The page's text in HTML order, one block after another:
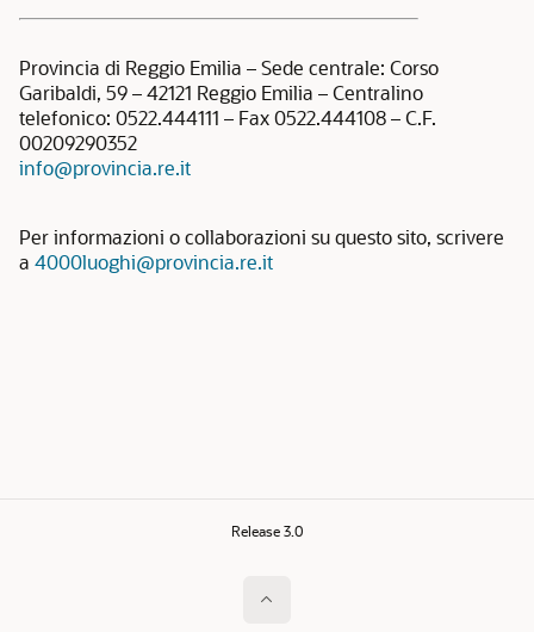
Provincia di Reggio Emilia – Sede centrale: Corso
Garibaldi, 59 – 42121 Reggio Emilia – Centralino
telefonico: 0522.444111 – Fax 0522.444108 – C.F.
00209290352
info@provincia.re.it
Per informazioni o collaborazioni su questo sito, scrivere
a 4000luoghi@provincia.re.it
Release 3.0